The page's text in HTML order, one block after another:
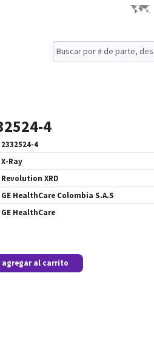
4
2332524-4
X-Ray
Revolution XRD
GE HealthCare Colombia S.A.S
GE HealthCare
al carrito